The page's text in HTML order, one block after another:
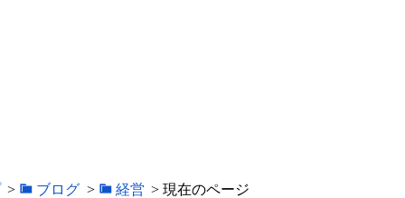
> ブログ > 経営 > 現在のページ